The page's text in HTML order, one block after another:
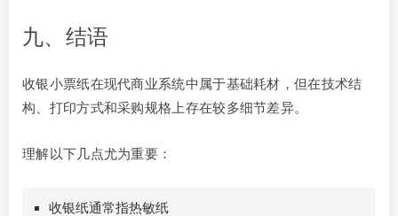
九、结语
收银小票纸在现代商业系统中属于基础耗材，但在技术结
构、打印方式和采购规格上存在较多细节差异。
理解以下几点尤为重要：
收银纸通常指热敏纸